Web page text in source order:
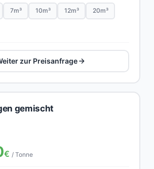
7m³ 10m³ 12m³ 20m³
zur Preisanfrage
gemischt
€ / Tonne